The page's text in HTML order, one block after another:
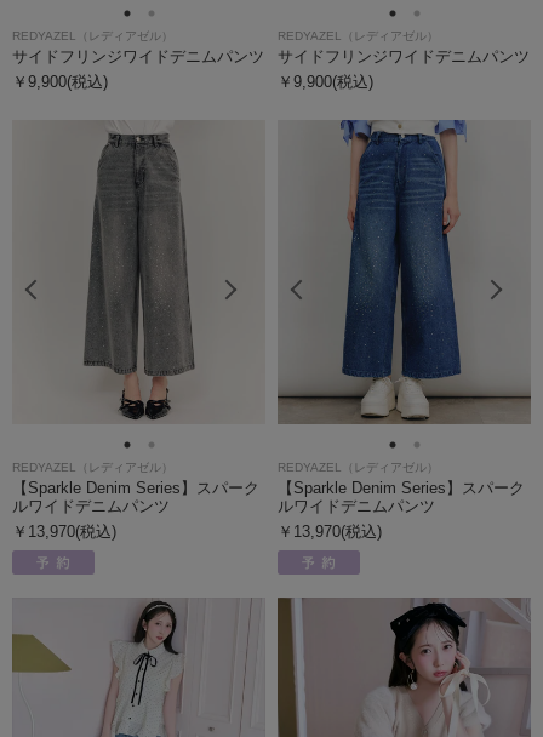
REDYAZEL（レディアゼル）
サイドフリンジワイドデニムパンツ
￥9,900(税込)
REDYAZEL（レディアゼル）
サイドフリンジワイドデニムパンツ
￥9,900(税込)
REDYAZEL（レディアゼル）
【Sparkle Denim Series】スパーク
ルワイドデニムパンツ
￥13,970(税込)
REDYAZEL（レディアゼル）
【Sparkle Denim Series】スパーク
ルワイドデニムパンツ
￥13,970(税込)